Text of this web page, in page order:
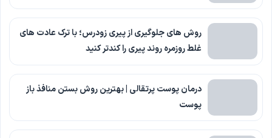
روش های جلوگیری از پیری زودرس؛ با ترک عادت های
غلط روزمره روند پیری را کندتر کنید
درمان پوست پرتقالی | بهترین روش بستن منافذ باز
پوست